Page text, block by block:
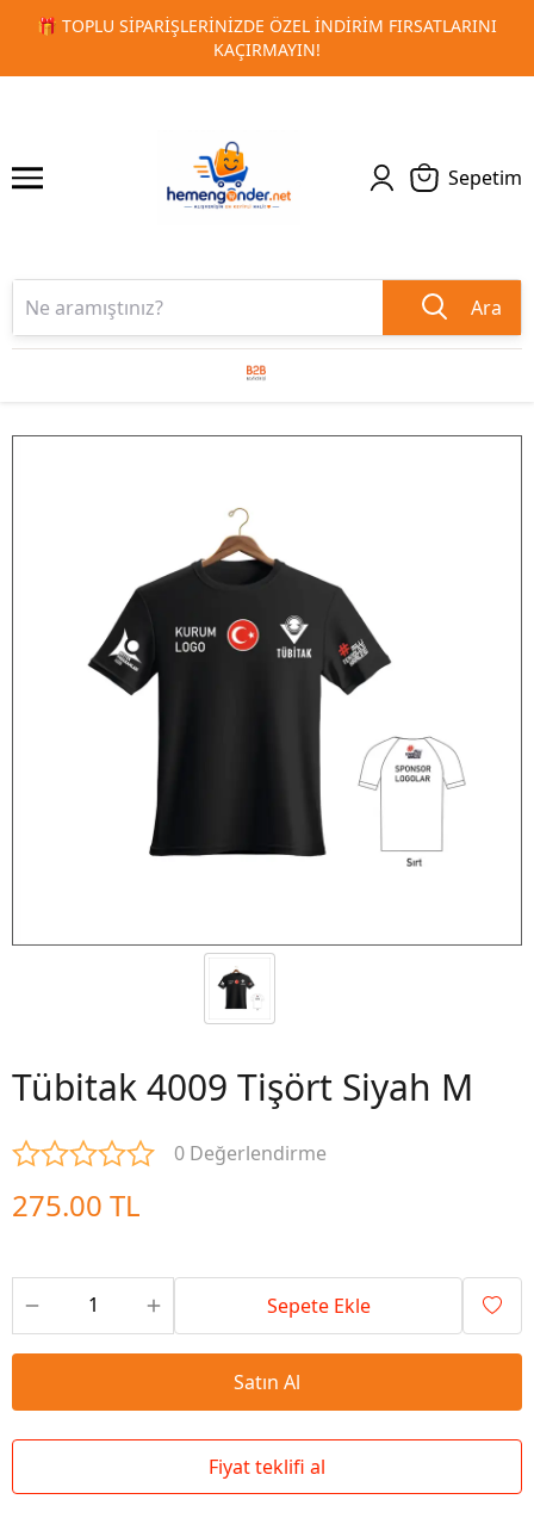
🚀 KURUMSAL PROMOSYON VE MATBAA ÜRÜNLERINDE
TESLIMAT!
1 2
Sepetim
Ara
Tübitak 4009 Tişört Siyah M
0 Değerlendirme
275.00 TL
Sepete Ekle
Satın Al
Fiyat teklifi al